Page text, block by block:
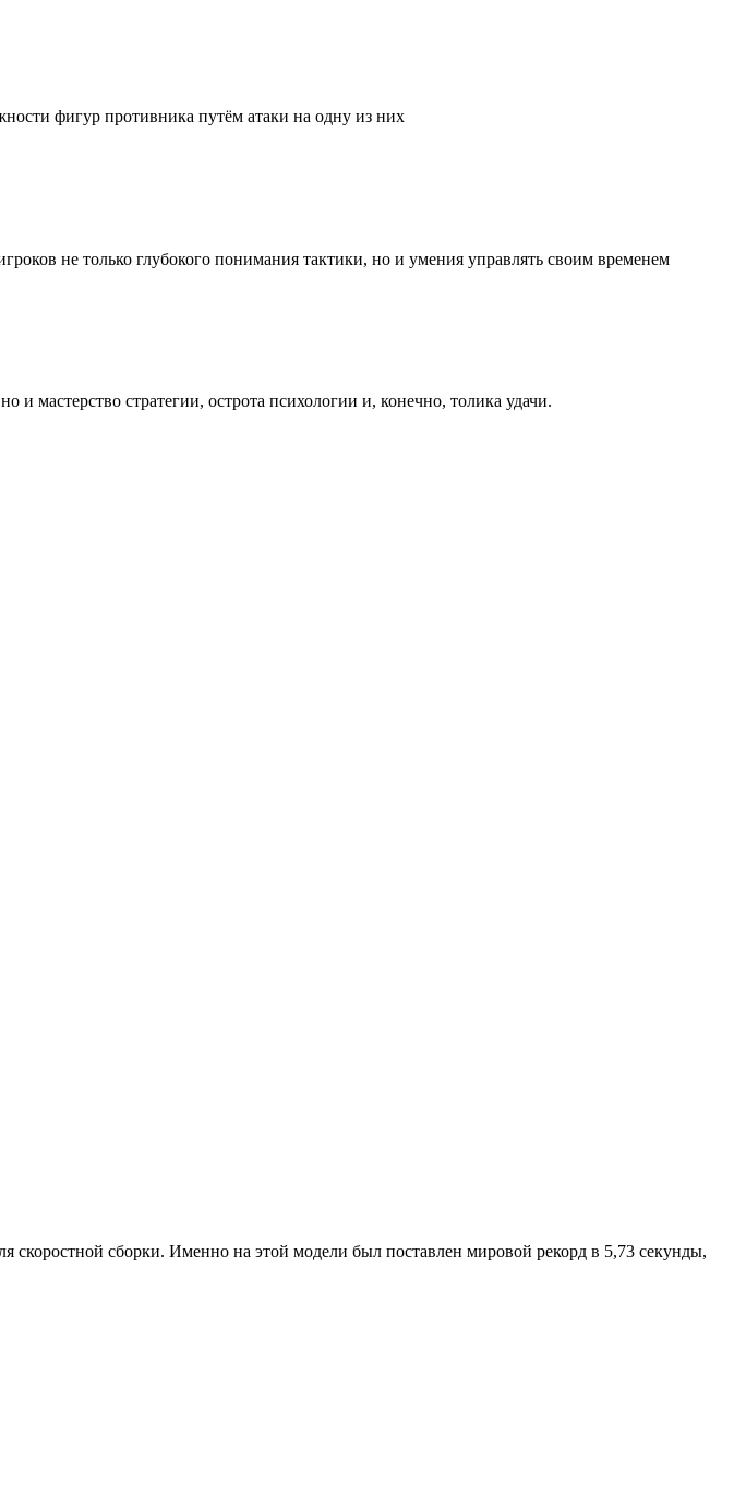
фигур противника путём атаки на одну из них
не только глубокого понимания тактики, но и умения управлять своим временем
мастерство стратегии, острота психологии и, конечно, толика удачи.
скоростной сборки. Именно на этой модели был поставлен мировой рекорд в 5,73 секунды,